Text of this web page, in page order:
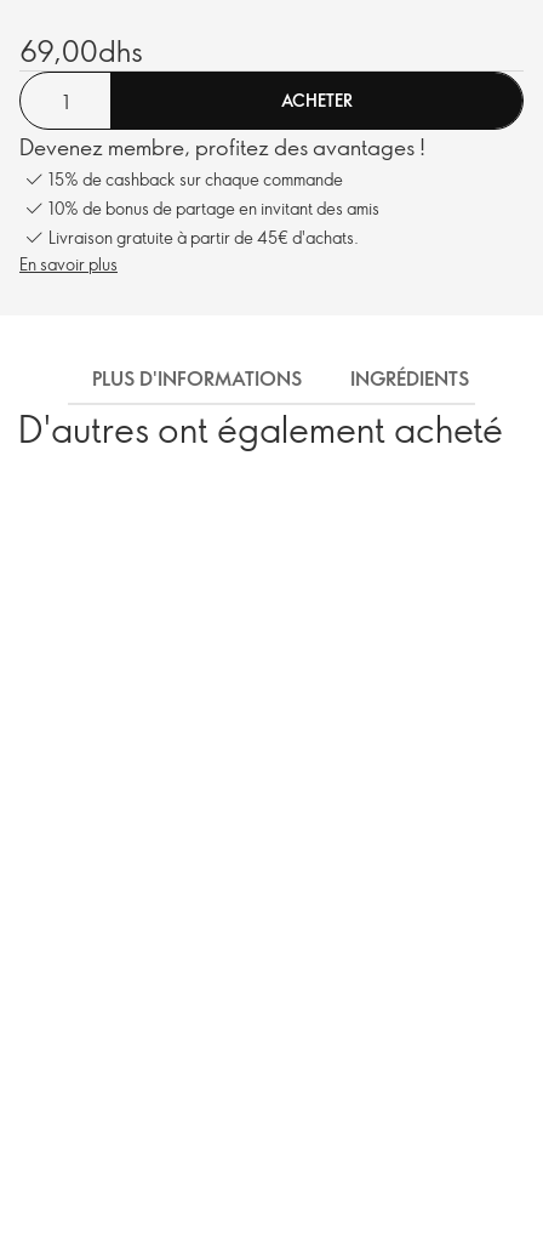
69,00dhs
ACHETER
Devenez membre, profitez des avantages !
15% de cashback sur chaque commande
10% de bonus de partage en invitant des amis
Livraison gratuite à partir de 45€ d'achats.
En savoir plus
PLUS D'INFORMATIONS INGRÉDIENTS
D'autres ont également acheté